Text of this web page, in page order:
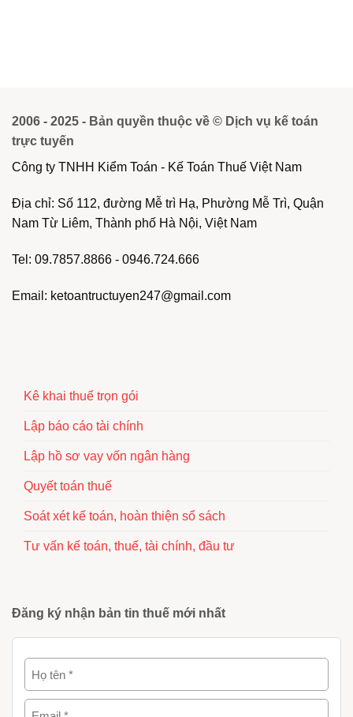
2006 - 2025 - Bản quyền thuộc về © Dịch vụ kế toán
trực tuyến
Công ty TNHH Kiểm Toán - Kế Toán Thuế Việt Nam
Địa chỉ: Số 112, đường Mễ trì Hạ, Phường Mễ Trì, Quận
Nam Từ Liêm, Thành phố Hà Nội, Việt Nam
Tel: 09.7857.8866 - 0946.724.666
Email: ketoantructuyen247@gmail.com
Kê khai thuế trọn gói
Lập báo cáo tài chính
Lập hồ sơ vay vốn ngân hàng
Quyết toán thuế
Soát xét kế toán, hoàn thiện sổ sách
Tư vấn kế toán, thuế, tài chính, đầu tư
Đăng ký nhận bản tin thuế mới nhất